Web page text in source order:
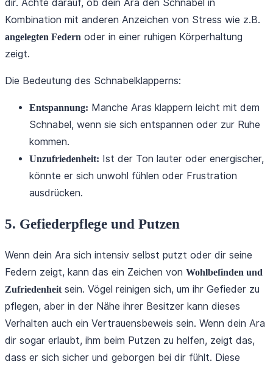
dir. Achte darauf, ob dein Ara den Schnabel in
Kombination mit anderen Anzeichen von Stress wie z.B.
angelegten Federn oder in einer ruhigen Körperhaltung
zeigt.
Die Bedeutung des Schnabelklapperns:
Entspannung: Manche Aras klappern leicht mit dem
Schnabel, wenn sie sich entspannen oder zur Ruhe
kommen.
Unzufriedenheit: Ist der Ton lauter oder energischer,
könnte er sich unwohl fühlen oder Frustration
ausdrücken.
5. Gefiederpflege und Putzen
Wenn dein Ara sich intensiv selbst putzt oder dir seine
Federn zeigt, kann das ein Zeichen von Wohlbefinden und
Zufriedenheit sein. Vögel reinigen sich, um ihr Gefieder zu
pflegen, aber in der Nähe ihrer Besitzer kann dieses
Verhalten auch ein Vertrauensbeweis sein. Wenn dein Ara
dir sogar erlaubt, ihm beim Putzen zu helfen, zeigt das,
dass er sich sicher und geborgen bei dir fühlt. Diese